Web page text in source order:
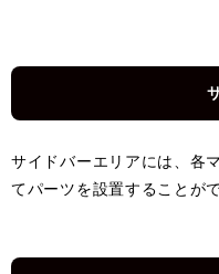
サイドバーエリアには、各
てパーツを設置することが